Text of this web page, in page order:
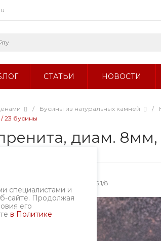
СТАТЬИ НОВОСТИ
/ Бусины из натуральных камней /
23 бусины
диам.
специалистами и
сайте. Продолжая
его
в Политике
2375.1/8